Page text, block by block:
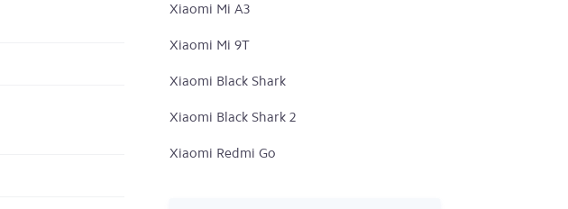
Xiaomi Mi A3
Xiaomi Mi 9T
Xiaomi Black Shark
Xiaomi Black Shark 2
Xiaomi Redmi Go